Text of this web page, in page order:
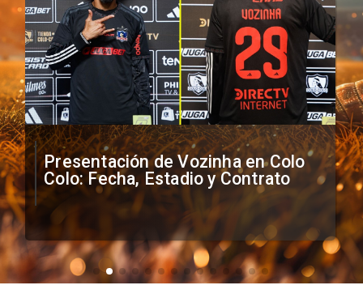
Presentación de Vozinha en Colo
Colo: Fecha, Estadio y Contrato